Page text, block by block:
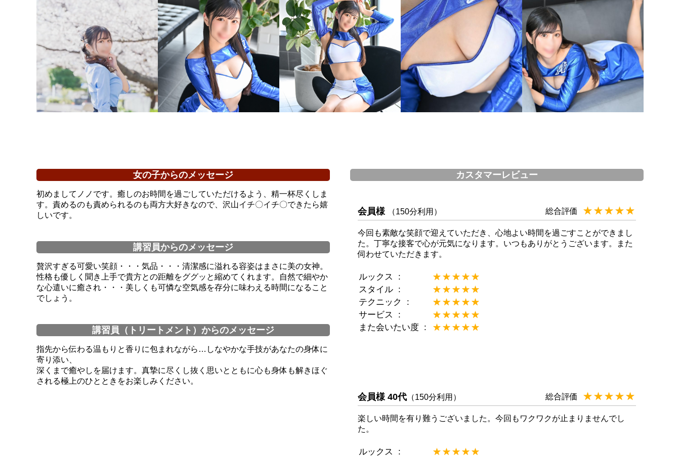
女の子からのメッセージ
初めましてノノです。癒しのお時間を過ごしていただけるよう、精一杯尽くしま
す。責めるのも責められるのも両方大好きなので、沢山イチ〇イチ〇できたら嬉
しいです。
講習員からのメッセージ
贅沢すぎる可愛い笑顔・・・気品・・・清潔感に溢れる容姿はまさに美の女神。
性格も優しく聞き上手で貴方との距離をググッと縮めてくれます。自然で細やか
な心遣いに癒され・・・美しくも可憐な空気感を存分に味わえる時間になること
でしょう。
講習員（トリートメント）からのメッセージ
指先から伝わる温もりと香りに包まれながら…しなやかな手技があなたの身体に
寄り添い、
深くまで癒やしを届けます。真摯に尽くし抜く思いとともに心も身体も解きほぐ
される極上のひとときをお楽しみください。
カスタマーレビュー
会員様 （150分利用） 総合評価 ★★★★★
☆☆☆☆☆
今回も素敵な笑顔で迎えていただき、心地よい時間を過ごすことができまし
た。丁寧な接客で心が元気になります。いつもありがとうございます。また
伺わせていただきます。
ルックス ★★★★★
☆☆☆☆☆
スタイル
★★★★★
☆☆☆☆☆
テクニック
★★★★★
☆☆☆☆☆
サービス
★★★★★
☆☆☆☆☆
また会いたい度
★★★★★
☆☆☆☆☆
会員様 40代 （150分利用） 総合評価 ★★★★★
☆☆☆☆☆
楽しい時間を有り難うございました。今回もワクワクが止まりませんでし
た。
ルックス ★★★★★
☆☆☆☆☆